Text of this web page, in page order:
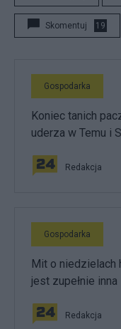
Skomentuj 19
Gospodarka
Koniec tanich
uderza w Temu i
Redakcja
Gospodarka
Mit o niedzielach
jest zupełnie inna
Redakcja